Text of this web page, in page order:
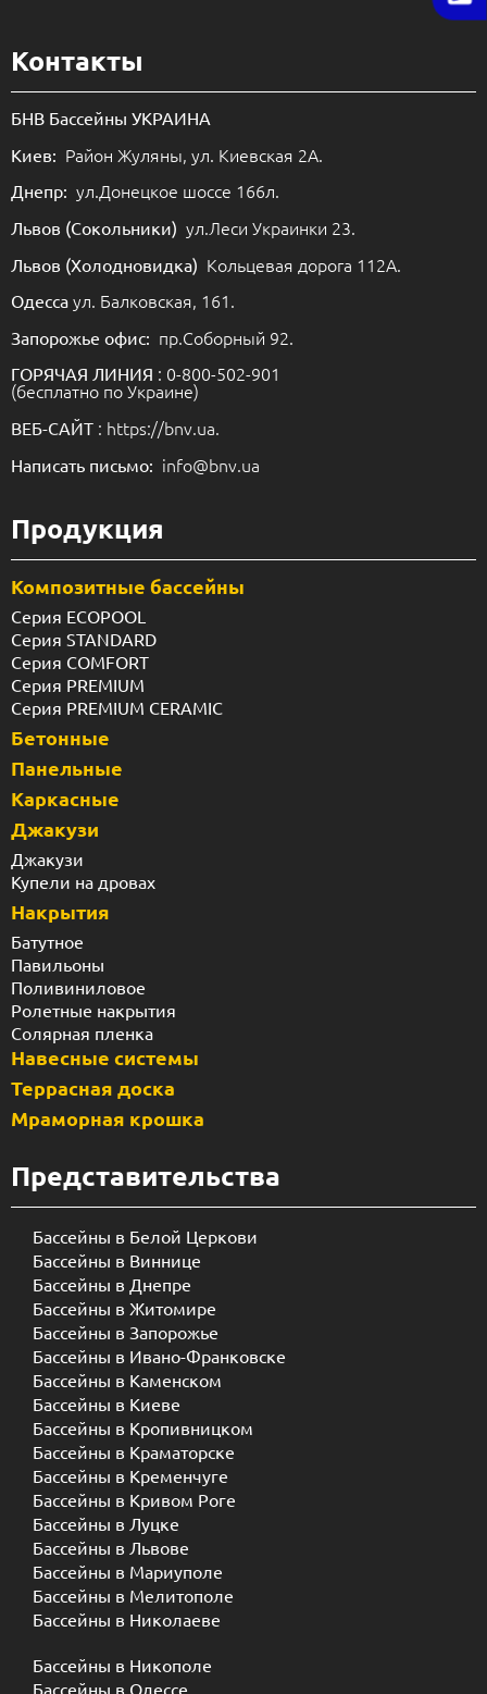
Контакты
БНВ Бассейны УКРАИНА
Киев: Район Жуляны, ул. Киевская 2А.
Днепр: ул.Донецкое шоссе 166л.
Львов (Сокольники) ул.Леси Украинки 23.
Львов (Холодновидка) Кольцевая дорога 112А.
Одесса ул. Балковская, 161.
Запорожье офис: пр.Соборный 92.
ГОРЯЧАЯ ЛИНИЯ : 0-800-502-901
(бесплатно по Украине)
ВЕБ-САЙТ : https://bnv.ua.
Написать письмо: info@bnv.ua
Продукция
Композитные бассейны
Серия ECOPOOL
Серия STANDARD
Серия COMFORT
Серия PREMIUM
Серия PREMIUM CERAMIC
Бетонные
Панельные
Каркасные
Джакузи
Джакузи
Купели на дровах
Накрытия
Батутное
Павильоны
Поливиниловое
Ролетные накрытия
Солярная пленка
Навесные системы
Террасная доска
Мраморная крошка
Представительства
Бассейны в Белой Церкови
Бассейны в Виннице
Бассейны в Днепре
Бассейны в Житомире
Бассейны в Запорожье
Бассейны в Ивано-Франковске
Бассейны в Каменском
Бассейны в Киеве
Бассейны в Кропивницком
Бассейны в Краматорске
Бассейны в Кременчуге
Бассейны в Кривом Роге
Бассейны в Луцке
Бассейны в Львове
Бассейны в Мариуполе
Бассейны в Мелитополе
Бассейны в Николаеве
Бассейны в Никополе
Бассейны в Одессе